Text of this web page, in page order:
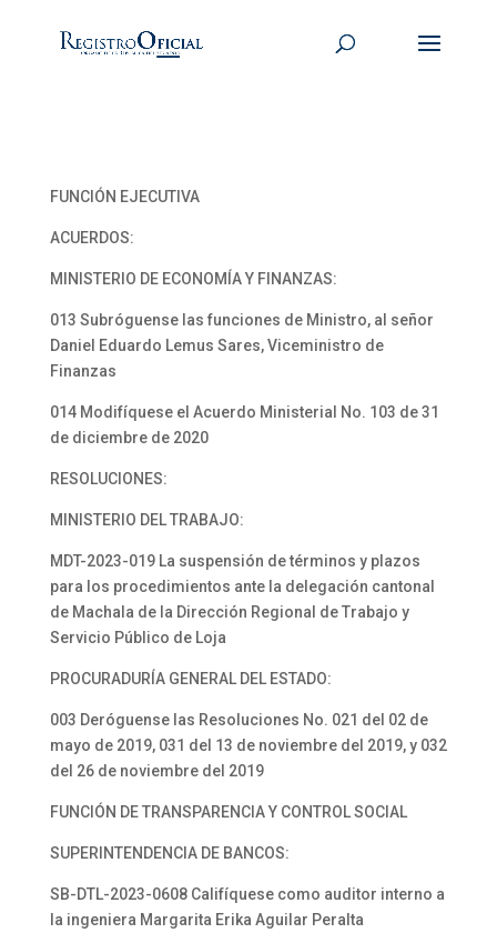
FUNCIÓN EJECUTIVA
ACUERDOS:
MINISTERIO DE ECONOMÍA Y FINANZAS:
013 Subróguense las funciones de Ministro, al señor
Daniel Eduardo Lemus Sares, Viceministro de
Finanzas
014 Modifíquese el Acuerdo Ministerial No. 103 de 31
de diciembre de 2020
RESOLUCIONES:
MINISTERIO DEL TRABAJO:
MDT-2023-019 La suspensión de términos y plazos
para los procedimientos ante la delegación cantonal
de Machala de la Dirección Regional de Trabajo y
Servicio Público de Loja
PROCURADURÍA GENERAL DEL ESTADO:
003 Deróguense las Resoluciones No. 021 del 02 de
mayo de 2019, 031 del 13 de noviembre del 2019, y 032
del 26 de noviembre del 2019
FUNCIÓN DE TRANSPARENCIA Y CONTROL SOCIAL
SUPERINTENDENCIA DE BANCOS:
SB-DTL-2023-0608 Califíquese como auditor interno a
la ingeniera Margarita Erika Aguilar Peralta